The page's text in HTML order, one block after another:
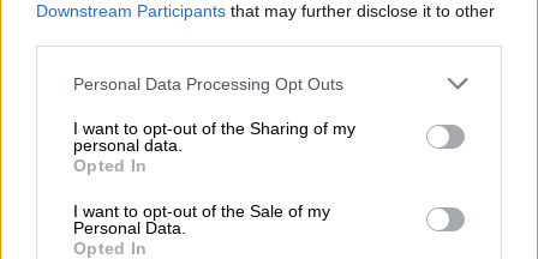
Downstream Participants that may further disclose it to other
Personal Data Processing Opt Outs
I want to opt-out of the Sharing of my
personal data.
Opted In
I want to opt-out of the Sale of my
Personal Data.
Opted In